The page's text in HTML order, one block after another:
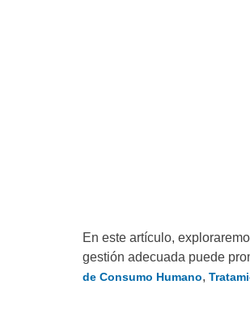
En este artículo,
gestión adecuada puede
de Consumo Humano,